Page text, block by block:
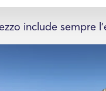
include sempre